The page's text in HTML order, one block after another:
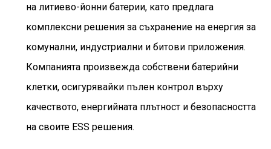
на литиево-йонни батерии, като предлага
комплексни решения за съхранение на енергия за
комунални, индустриални и битови приложения.
Компанията произвежда собствени батерийни
клетки, осигурявайки пълен контрол върху
качеството, енергийната плътност и безопасността
на своите ESS решения.